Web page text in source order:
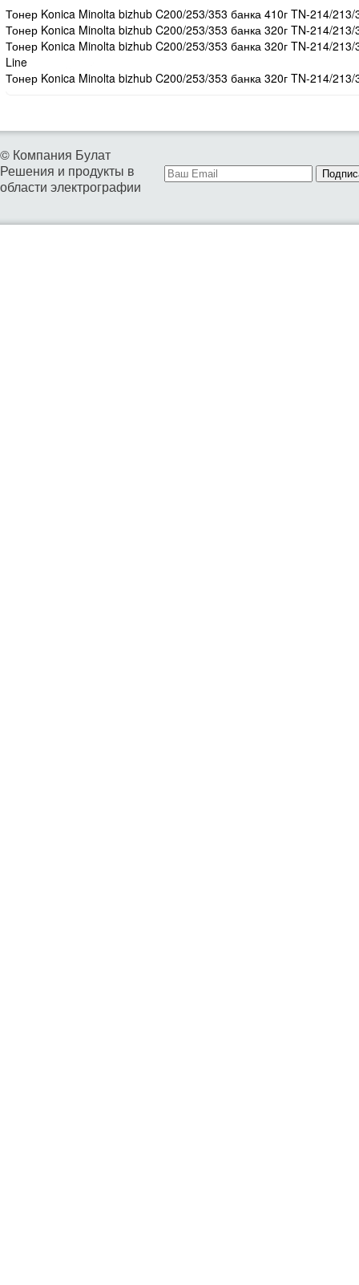
Тонер Konica Minolta bizhub C200/253/353 банка 410г TN-214/
Тонер Konica Minolta bizhub C200/253/353 банка 320г TN-214/
Тонер Konica Minolta bizhub C200/253/353 банка 320г TN-214/
Line
Тонер Konica Minolta bizhub C200/253/353 банка 320г TN-214/
© Компания Булат
Решения и продукты в
области электрографии